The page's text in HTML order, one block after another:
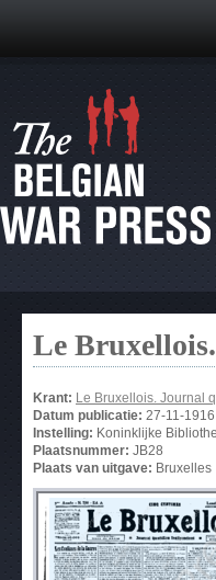
Le
Krant: Le Bruxellois. Journal
Datum publicatie: 27-11-1916
Instelling: Koninklijke
Plaatsnummer: JB28
Plaats van uitgave: Bruxelles